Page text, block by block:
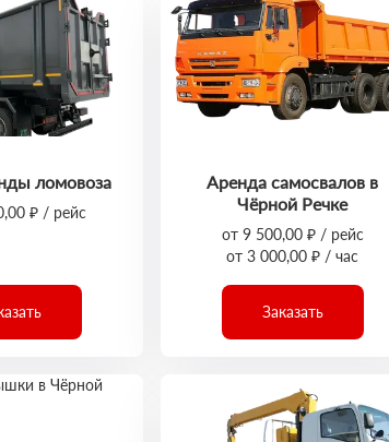
ломовоза
₽ / рейс
Аренда самосвалов в
Чёрной Речке
от 9 500,00 ₽ / рейс
от 3 000,00 ₽ / час
Заказать